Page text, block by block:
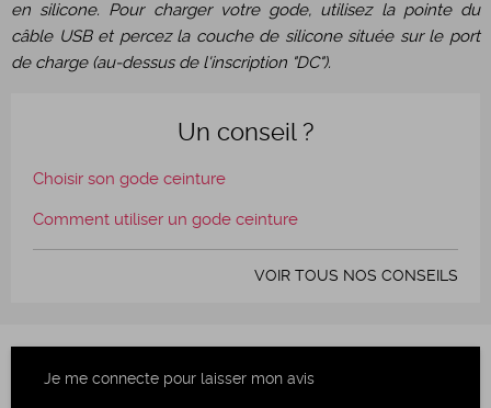
en silicone. Pour charger votre gode, utilisez la pointe du
câble USB et percez la couche de silicone située sur le port
de charge (au-dessus de l'inscription "DC").
Un conseil ?
Choisir son gode ceinture
Comment utiliser un gode ceinture
VOIR TOUS NOS CONSEILS
Je me connecte pour laisser mon avis